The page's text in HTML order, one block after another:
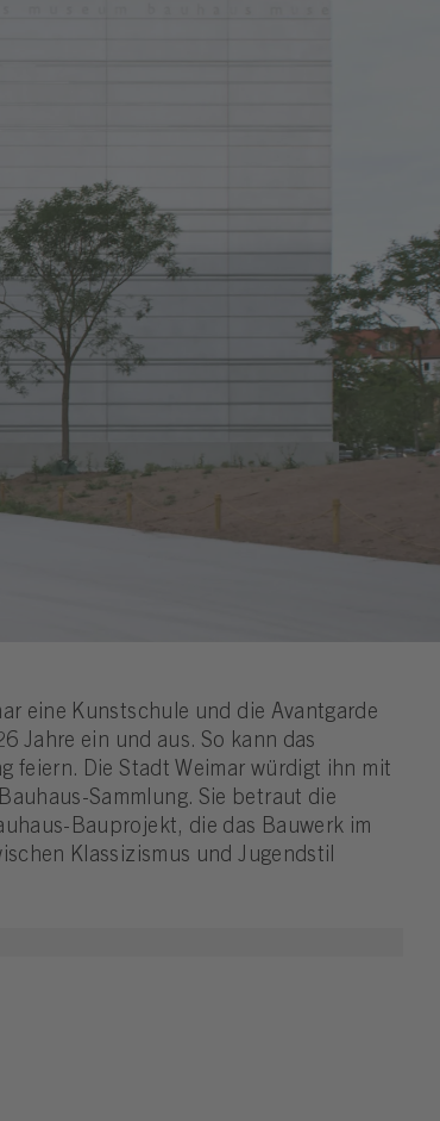
eine Kunstschule und die Avantgarde
Jahre ein und aus. So kann das
feiern. Die Stadt Weimar würdigt ihn mit
Sammlung. Sie betraut die
Bauprojekt, die das Bauwerk im
Klassizismus und Jugendstil